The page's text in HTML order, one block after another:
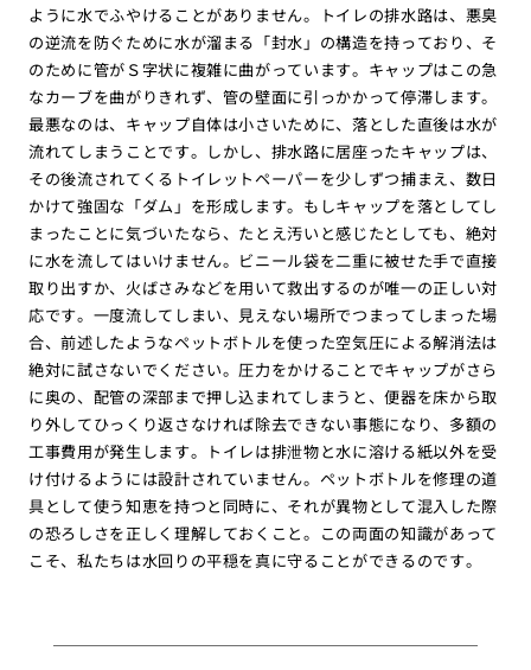
ように水でふやけることがありません。トイレの排水路は、悪臭
の逆流を防ぐために水が溜まる「封水」の構造を持っており、そ
のために管がＳ字状に複雑に曲がっています。キャップはこの急
なカーブを曲がりきれず、管の壁面に引っかかって停滞します。
最悪なのは、キャップ自体は小さいために、落とした直後は水が
流れてしまうことです。しかし、排水路に居座ったキャップは、
その後流されてくるトイレットペーパーを少しずつ捕まえ、数日
かけて強固な「ダム」を形成します。もしキャップを落としてし
まったことに気づいたなら、たとえ汚いと感じたとしても、絶対
に水を流してはいけません。ビニール袋を二重に被せた手で直接
取り出すか、火ばさみなどを用いて救出するのが唯一の正しい対
応です。一度流してしまい、見えない場所でつまってしまった場
合、前述したようなペットボトルを使った空気圧による解消法は
絶対に試さないでください。圧力をかけることでキャップがさら
に奥の、配管の深部まで押し込まれてしまうと、便器を床から取
り外してひっくり返さなければ除去できない事態になり、多額の
工事費用が発生します。トイレは排泄物と水に溶ける紙以外を受
け付けるようには設計されていません。ペットボトルを修理の道
具として使う知恵を持つと同時に、それが異物として混入した際
の恐ろしさを正しく理解しておくこと。この両面の知識があって
こそ、私たちは水回りの平穏を真に守ることができるのです。